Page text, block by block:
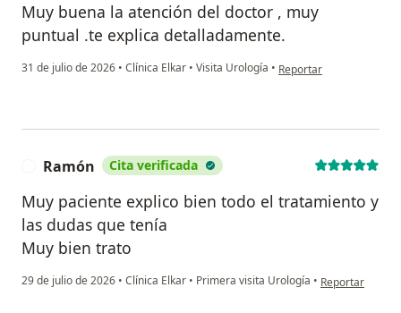
Muy buena la atención del doctor , muy
puntual .te explica detalladamente.
31 de julio de 2026 • Clínica Elkar • Visita Urología • en opinión del usuario
Reportar
Ramón Cita verificada
Muy paciente explico bien todo el tratamiento y
las dudas que tenía
Muy bien trato
29 de julio de 2026 • Clínica Elkar • Primera visita Urología • en opinión del
Reportar